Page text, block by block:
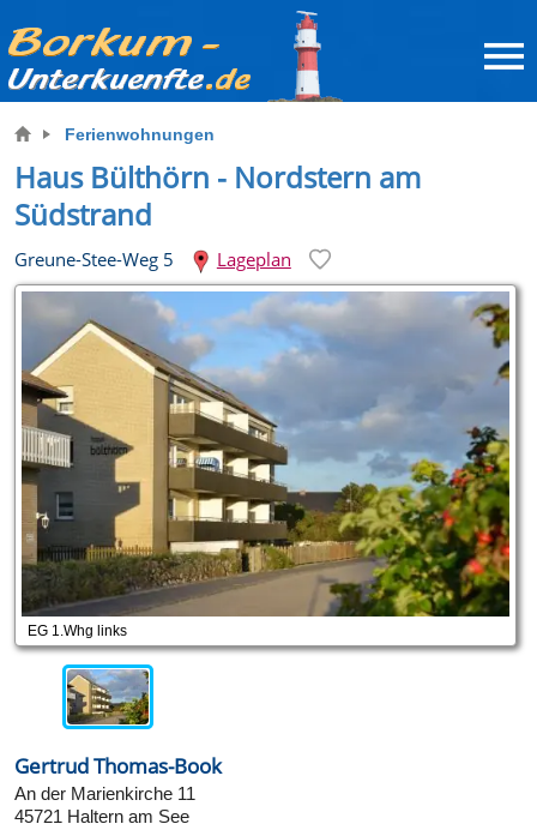
Ferienwohnungen
Haus Bülthörn - Nordstern am
Südstrand
Greune-Stee-Weg 5 Lageplan
EG 1.Whg links
Gertrud Thomas-Book
An der Marienkirche 11
45721 Haltern am See